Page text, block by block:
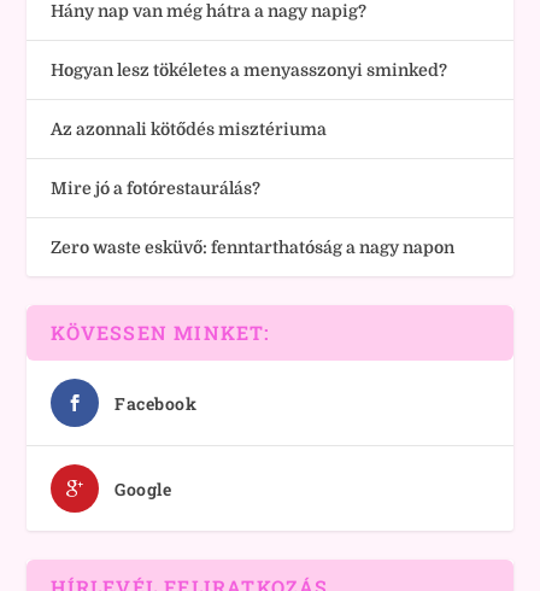
Hány nap van még hátra a nagy napig?
Hogyan lesz tökéletes a menyasszonyi sminked?
Az azonnali kötődés misztériuma
Mire jó a fotórestaurálás?
Zero waste esküvő: fenntarthatóság a nagy napon
KÖVESSEN MINKET:
Facebook
Google